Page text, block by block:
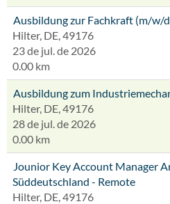
Ausbildung zur Fachkraft (m/w/
Hilter, DE, 49176
23 de jul. de 2026
0.00 km
Ausbildung zum
Hilter, DE, 49176
28 de jul. de 2026
0.00 km
Jounior Key Account Manager
Süddeutschland - Remote
Hilter, DE, 49176